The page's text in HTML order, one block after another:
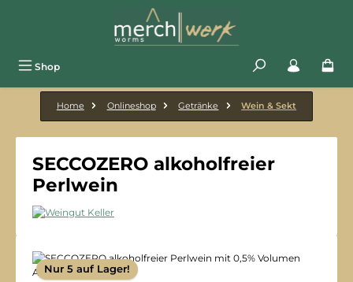
Shop
Home Onlineshop Getränke Wein & Sekt
SECCOZERO alkoholfreier
Perlwein
Bildergalerie überspringen
Nur 5 auf Lager!